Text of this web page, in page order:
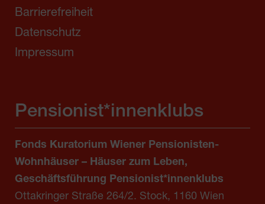
Barrierefreiheit
Datenschutz
Impressum
Pensionist*innenklubs
Fonds Kuratorium Wiener Pensionisten-
Wohnhäuser – Häuser zum Leben,
Geschäftsführung Pensionist*innenklubs
Ottakringer Straße 264/2. Stock, 1160 Wien